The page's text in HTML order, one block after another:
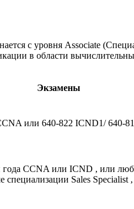
с уровня Associate
в области
Экзамены
или 640-822 ICND1/ 640-
года CCNA или ICND , или
специализации Sales Specialist